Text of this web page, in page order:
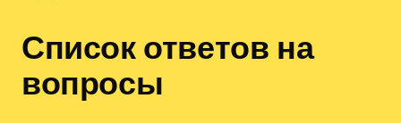
Список ответов на
вопросы